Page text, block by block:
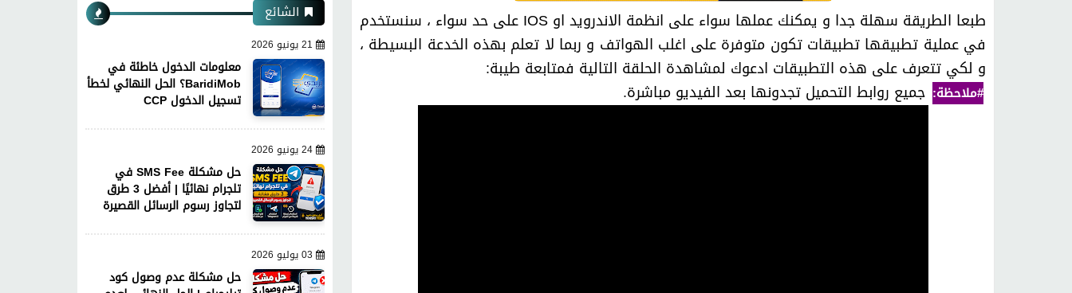
طبعا الطريقة سهلة جدا و يمكنك عملها سواء على انظمة الاندرويد او IOS على حد سواء ، سنستخدم
في عملية تطبيقها تطبيقات تكون متوفرة على اغلب الهواتف و ربما لا تعلم بهذه الخدعة البسيطة ،
و لكي تتعرف على هذه التطبيقات ادعوك لمشاهدة الحلقة التالية فمتابعة طيبة:
#ملاحظة: جميع روابط التحميل تجدونها بعد الفيديو مباشرة.
الشائع
21 يونيو 2026
معلومات الدخول خاطئة في
BaridiMob؟ الحل النهائي لخطأ
تسجيل الدخول CCP
24 يونيو 2026
حل مشكلة SMS Fee في
تلجرام نهائيًا | أفضل 3 طرق
لتجاوز رسوم الرسائل القصيرة
03 يوليو 2026
حل مشكلة عدم وصول كود